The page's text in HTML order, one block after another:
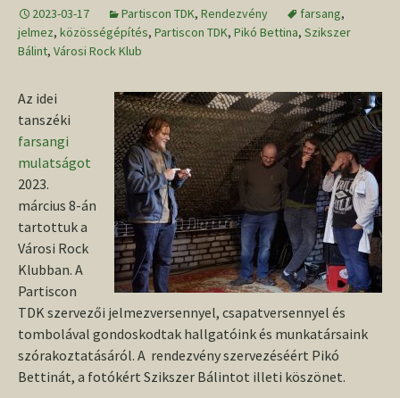
2023-03-17 Partiscon TDK, Rendezvény farsang,
jelmez, közösségépítés, Partiscon TDK, Pikó Bettina, Szikszer
Bálint, Városi Rock Klub
Az idei
tanszéki
farsangi
mulatságot
2023.
március 8-án
tartottuk a
Városi Rock
Klubban. A
Partiscon
TDK szervezői jelmezversennyel, csapatversennyel és
tombolával gondoskodtak hallgatóink és munkatársaink
szórakoztatásáról. A rendezvény szervezéséért Pikó
Bettinát, a fotókért Szikszer Bálintot illeti köszönet.